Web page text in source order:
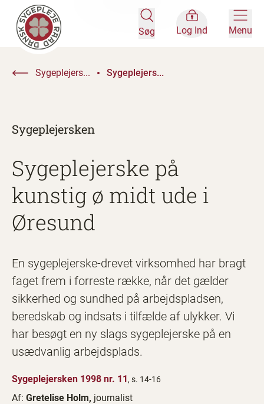
Søg Log Ind Menu
Sygeplejers... Sygeplejers...
Sygeplejersken
Sygeplejerske på
kunstig ø midt ude i
Øresund
En sygeplejerske-drevet virksomhed har bragt
faget frem i forreste række, når det gælder
sikkerhed og sundhed på arbejdspladsen,
beredskab og indsats i tilfælde af ulykker. Vi
har besøgt en ny slags sygeplejerske på en
usædvanlig arbejdsplads.
Sygeplejersken 1998 nr. 11, s. 14-16
Af: Gretelise Holm, journalist